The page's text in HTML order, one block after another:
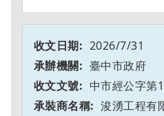
2026/7/31
臺中市政府
中市經公字第
浚湧工程有